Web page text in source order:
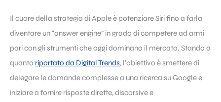
Il cuore della strategia di Apple è potenziare Siri fino a farla
diventare un “answer engine” in grado di competere ad armi
pari con gli strumenti che oggi dominano il mercato. Stando a
quanto riportato da Digital Trends, l’obiettivo è smettere di
delegare le domande complesse a una ricerca su Google e
iniziare a fornire risposte dirette, discorsive e